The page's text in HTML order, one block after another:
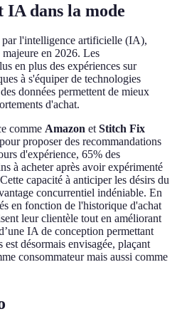
IA dans la mode
l'intelligence artificielle (IA),
en 2026. Les
en plus des expériences sur
à s'équiper de technologies
données permettent de mieux
d'achat.
comme Amazon etStitch Fix
proposer des recommandations
d'expérience, 65% des
à acheter après avoir expérimenté
capacité à anticiper les désirs du
concurrentiel indéniable. En
en fonction de l'historique d'achat
leur clientèle tout en améliorant
IA de conception permettant
désormais envisagée, plaçant
consommateur mais aussi comme